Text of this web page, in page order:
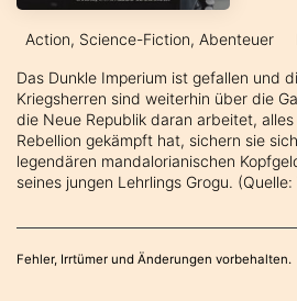
Action, Science-Fiction, Abenteuer
Das Dunkle Imperium ist gefallen und
Kriegsherren sind weiterhin über die
die Neue Republik daran arbeitet,
Rebellion gekämpft hat, sichern sie
legendären mandalorianischen
seines jungen Lehrlings Grogu. (Quelle:
Fehler, Irrtümer und Änderungen vorbehalten.